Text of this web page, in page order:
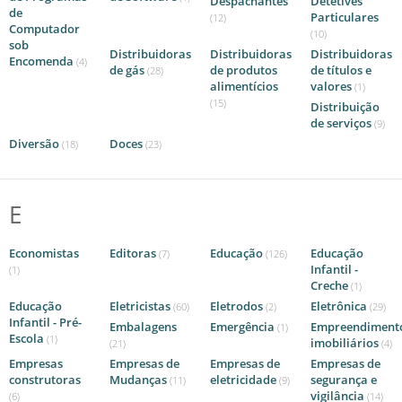
de
Computador
sob
Encomenda (4)
(12)
Particulares
(10)
Distribuidoras
de gás (28)
Distribuidoras
de produtos
alimentícios
(15)
Distribuidoras
de títulos e
valores (1)
Distribuição
de serviços (9)
Diversão (18) Doces (23)
E
Economistas
(1)
Editoras (7) Educação (126)
Educação
Infantil -
Creche (1)
Educação
Infantil - Pré-
Escola (1)
Eletricistas (60) Eletrodos (2) Eletrônica (29)
Embalagens
(21)
Emergência (1)
imobiliários (4)
Empresas
construtoras
(6)
Empresas de
Mudanças (11)
Empresas de
eletricidade (9)
Empresas de
segurança e
vigilância (14)